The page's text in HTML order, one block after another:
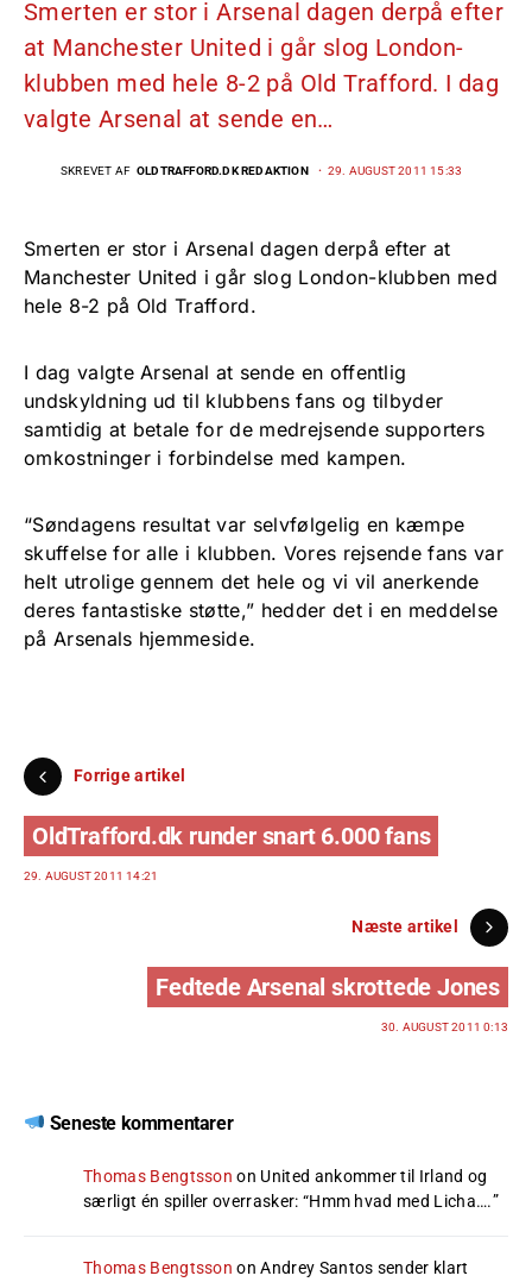
Smerten er stor i Arsenal dagen derpå efter
at Manchester United i går slog London-
klubben med hele 8-2 på Old Trafford. I dag
valgte Arsenal at sende en…
SKREVET AF OLDTRAFFORD.DK REDAKTION 29. AUGUST 2011 15:33
Smerten er stor i Arsenal dagen derpå efter at
Manchester United i går slog London-klubben med
hele 8-2 på Old Trafford.
I dag valgte Arsenal at sende en offentlig
undskyldning ud til klubbens fans og tilbyder
samtidig at betale for de medrejsende supporters
omkostninger i forbindelse med kampen.
“Søndagens resultat var selvfølgelig en kæmpe
skuffelse for alle i klubben. Vores rejsende fans var
helt utrolige gennem det hele og vi vil anerkende
deres fantastiske støtte,” hedder det i en meddelse
på Arsenals hjemmeside.
Forrige artikel
OldTrafford.dk runder snart 6.000 fans
29. AUGUST 2011 14:21
Næste artikel
Fedtede Arsenal skrottede Jones
30. AUGUST 2011 0:13
Seneste kommentarer
Thomas Bengtsson on United ankommer til Irland og
særligt én spiller overrasker: “Hmm hvad med Licha….”
Thomas Bengtsson onAndrey Santos sender klart